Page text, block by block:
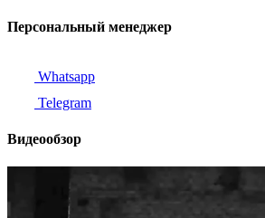
Персональный менеджер
Whatsapp
Telegram
Видеообзор